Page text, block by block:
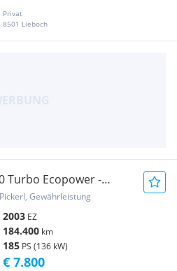
Privat
8501 Lieboch
Turbo Ecopower -
Gewährleistung
2003 EZ
184.400 km
185 PS (136 kW)
€ 7.800